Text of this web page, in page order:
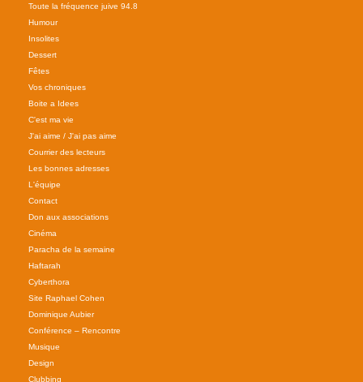
Toute la fréquence juive 94.8
Humour
Insolites
Dessert
Fêtes
Vos chroniques
Boite a Idees
C'est ma vie
J'ai aime / J'ai pas aime
Courrier des lecteurs
Les bonnes adresses
L'équipe
Contact
Don aux associations
Cinéma
Paracha de la semaine
Haftarah
Cyberthora
Site Raphael Cohen
Dominique Aubier
Conférence – Rencontre
Musique
Design
Clubbing